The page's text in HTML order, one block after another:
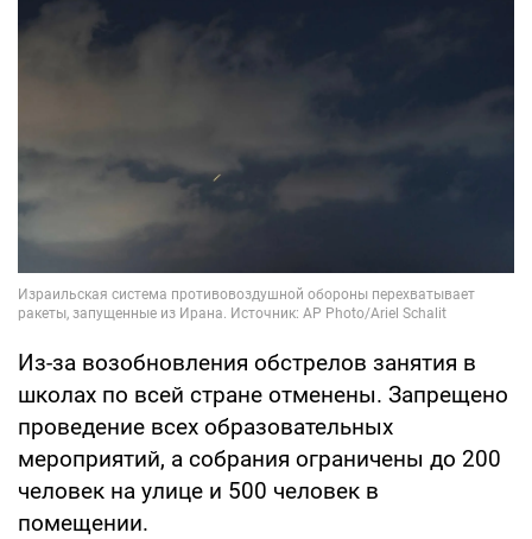
Из-за возобновления обстрелов занятия в
школах по всей стране отменены. Запрещено
проведение всех образовательных
мероприятий, а собрания ограничены до 200
человек на улице и 500 человек в
помещении.